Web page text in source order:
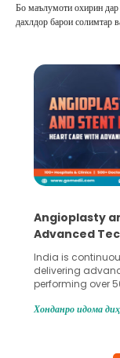
Бо маълумоти охирин дар
дахлдор барои солимтар
5 Essential
Collection
Human sperm
in advanced
Fertilization (IVF)
challenges and
collected, they
Хонданро идома